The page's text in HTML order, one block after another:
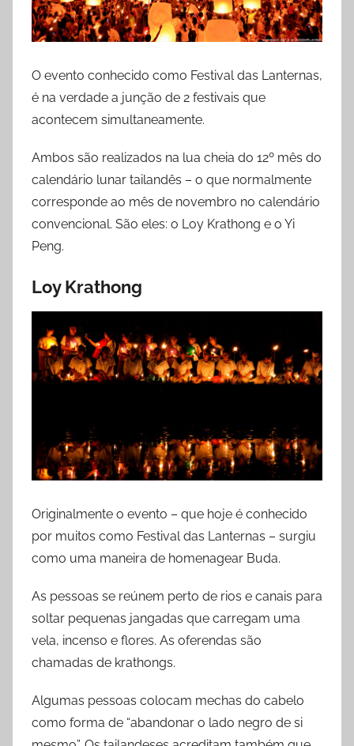
O evento conhecido como Festival das Lanternas,
é na verdade a junção de 2 festivais que
acontecem simultaneamente.
Ambos são realizados na lua cheia do 12º mês do
calendário lunar tailandês – o que normalmente
corresponde ao mês de novembro no calendário
convencional. São eles: o Loy Krathong e o Yi
Peng.
Loy Krathong
Originalmente o evento – que hoje é conhecido
por muitos como Festival das Lanternas – surgiu
como uma maneira de homenagear Buda.
As pessoas se reúnem perto de rios e canais para
soltar pequenas jangadas que carregam uma
vela, incenso e flores. As oferendas são
chamadas de krathongs.
Algumas pessoas colocam mechas do cabelo
como forma de “abandonar o lado negro de si